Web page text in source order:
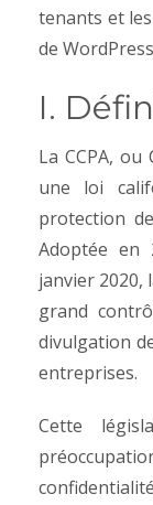
tenants et
de
I.
La CCPA,
une loi
protection
Adoptée
janvier 2020,
grand
divulgation
entreprises.
Cette